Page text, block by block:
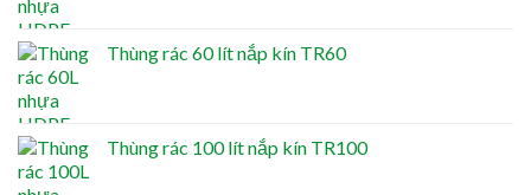
Thùng rác 60 lít nắp kín TR60
Thùng rác 100 lít nắp kín TR100